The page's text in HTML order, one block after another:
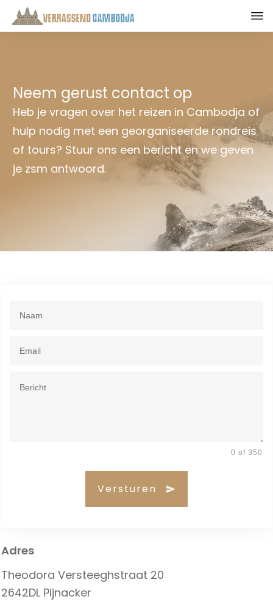
Neem gerust contact op
Heb je vragen over het reizen in Cambodja of
hulp nodig met een georganiseerde rondreis
of tours? Stuur ons een bericht en we geven
je zsm antwoord.
0 of 350
Versturen
Adres
Theodora Versteeghstraat 20
2642DL Pijnacker